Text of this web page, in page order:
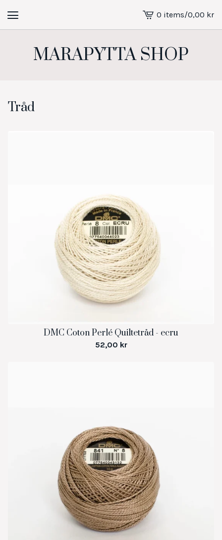
View
cart
0 items/0,00 kr
MARAPYTTA SHOP
Tråd
DMC Coton Perlé Quiltetråd - ecru
52,00 kr